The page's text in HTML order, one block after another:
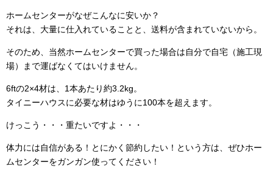
ホームセンターがなぜこんなに安いか？
それは、大量に仕入れていることと、送料が含まれていないから。
そのため、当然ホームセンターで買った場合は自分で自宅（施工現
場）まで運ばなくてはいけません。
6ftの2×4材は、1本あたり約3.2kg。
タイニーハウスに必要な材はゆうに100本を超えます。
けっこう・・・重たいですよ・・・
体力には自信がある！とにかく節約したい！という方は、ぜひホー
ムセンターをガンガン使ってください！